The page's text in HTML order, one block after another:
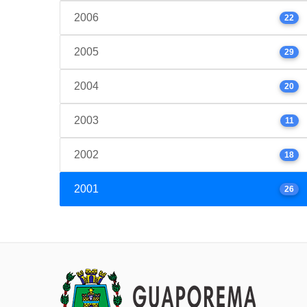
2006 22
2005 29
2004 20
2003 11
2002 18
2001 26